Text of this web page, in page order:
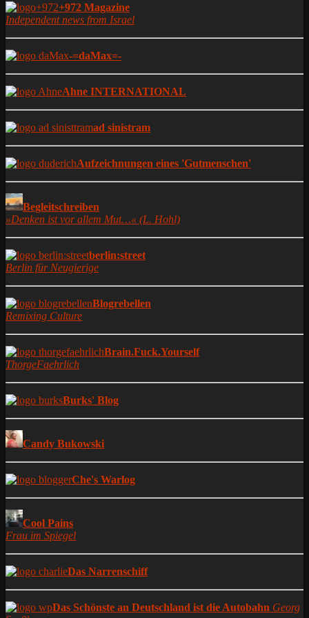
+972 Magazine
Independent news from Israel
-=daMax=-
Ahne INTERNATIONAL
ad sinistram
Aufzeichnungen eines 'Gutmenschen'
Begleitschreiben
»Denken ist vor allem Mut…« (L. Hohl)
berlin:street
Berlin für Neugierige
Blogrebellen
Remixing Culture
Brain.Fuck.Yourself
ThorgeFaehrlich
Burks' Blog
Candy Bukowski
Che's Warlog
Cool Pains
Frau im Spiegel
Das Narrenschiff
Das Schönste an Deutschland ist die Autobahn Georg